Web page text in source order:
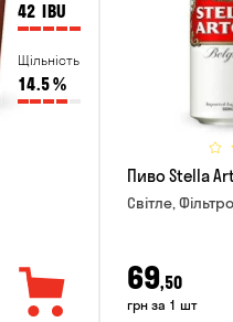
42 IBU
Щільність
14.5%
Пиво Stella
Світле,
69,50
грн за 1 шт